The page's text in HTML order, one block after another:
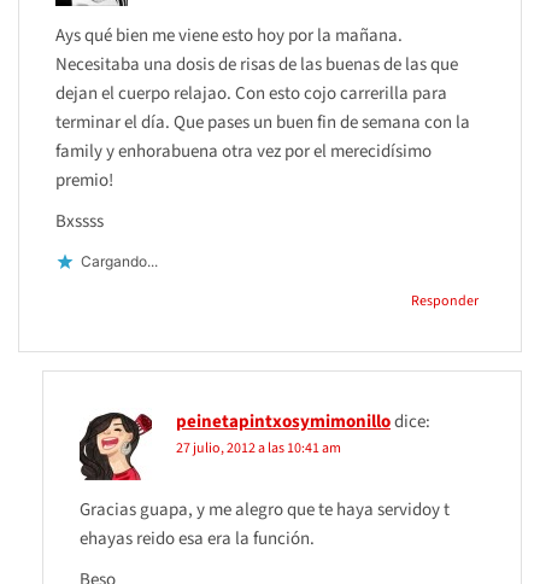
Ays qué bien me viene esto hoy por la mañana.
Necesitaba una dosis de risas de las buenas de las que
dejan el cuerpo relajao. Con esto cojo carrerilla para
terminar el día. Que pases un buen fin de semana con la
family y enhorabuena otra vez por el merecidísimo
premio!
Bxssss
Cargando...
Responder
peinetapintxosymimonillodice:
27 julio, 2012 a las 10:41 am
Gracias guapa, y me alegro que te haya servidoy t
ehayas reido esa era la función.